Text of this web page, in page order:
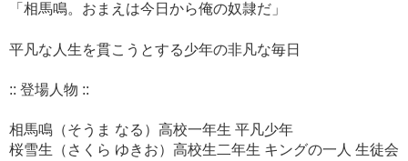
「相馬鳴。おまえは今日から俺の奴隷だ」
平凡な人生を貫こうとする少年の非凡な毎日
:: 登場人物 ::
相馬鳴（そうま なる）高校一年生 平凡少年
桜雪生（さくら ゆきお）高校生二年生 キングの一人 生徒会